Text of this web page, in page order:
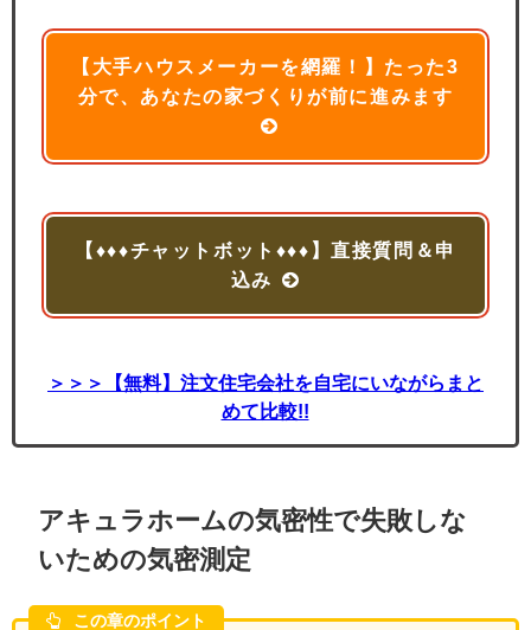
【大手ハウスメーカーを網羅！】たった3
分で、あなたの家づくりが前に進みます
【♦♦♦チャットボット♦♦♦】直接質問＆申
込み
＞＞＞【無料】注文住宅会社を自宅にいながらまと
めて比較!!
アキュラホームの気密性で失敗しな
いための気密測定
この章のポイント